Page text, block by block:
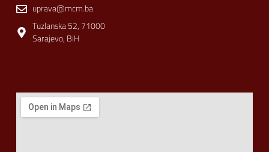
uprava@mcm.ba
Tuzlanska 52, 71000
Sarajevo, BiH